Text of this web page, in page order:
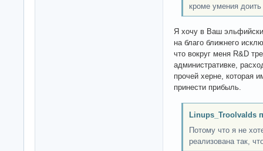
кроме умения доить
Я хочу в Ваш
на благо ближнего
что вокруг меня R&D
административке,
прочей херне, которая
принести прибыль.
Linups_Troolvalds
Потому что я не
реализована так,